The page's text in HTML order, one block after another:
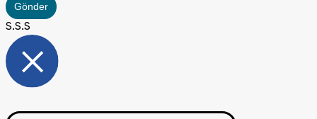
Gönder
S.S.S